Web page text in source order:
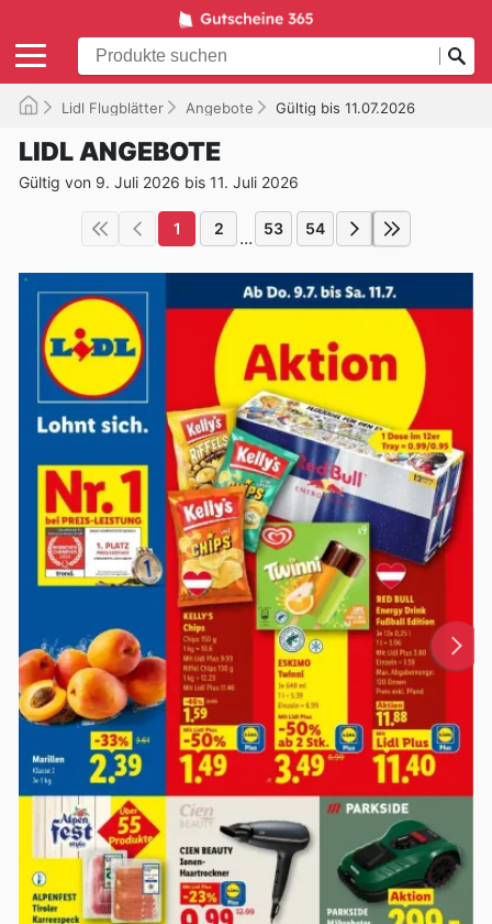
Lidl Flugblätter Angebote Gültig bis 11.07.2026
LIDL ANGEBOTE
Gültig von 9. Juli 2026 bis 11. Juli 2026
1 2 ... 53 54